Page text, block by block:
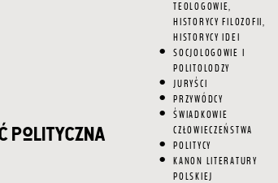
TEOLOGOWIE,
HISTORYCY FILOZOFII,
HISTORYCY IDEI
SOCJOLOGOWIE I
POLITOLODZY
JURYŚCI
PRZYWÓDCY
ŚWIADKOWIE
CZŁOWIECZEŃSTWA
POLITYCY
KANON LITERATURY
POLSKIEJ
polityczna